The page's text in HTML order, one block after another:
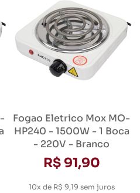
Fogao Eletrico Mox MO-
HP240 - 1500W - 1 Boca
- 220V - Branco
R$ 91,90
10x de R$ 9,19 sem juros